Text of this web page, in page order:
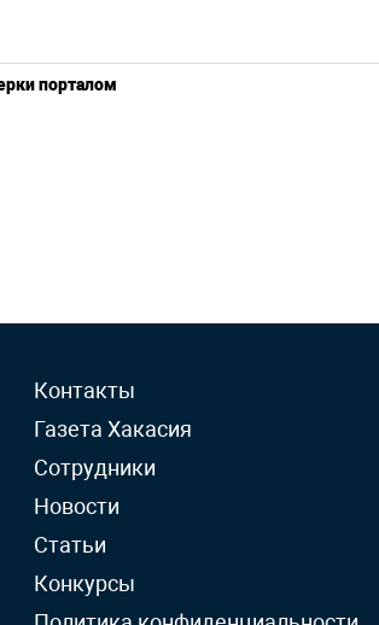
порталом
Контакты
Газета Хакасия
Сотрудники
Новости
Статьи
Конкурсы